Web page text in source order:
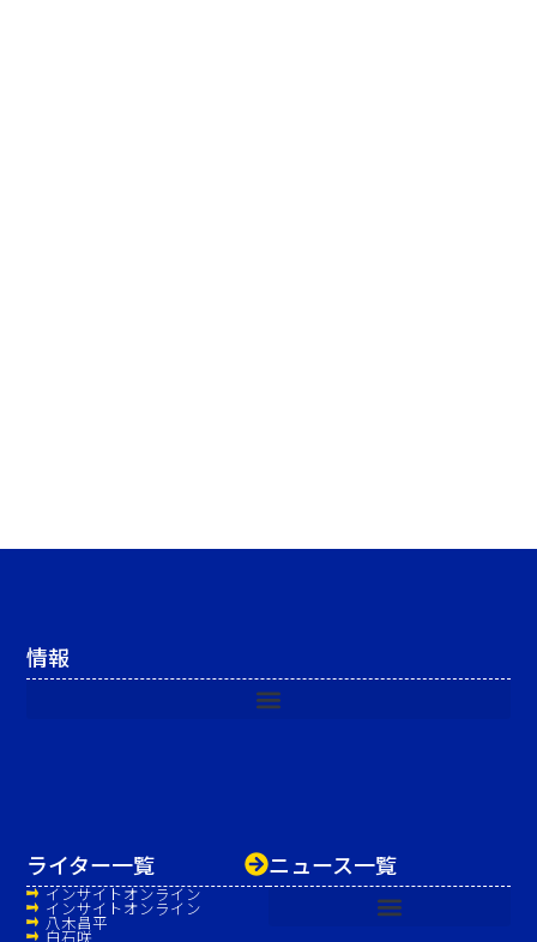
ニュース一覧
ライター一覧
インサイトオンライン
インサイトオンライン
八木昌平
白石咲
情報